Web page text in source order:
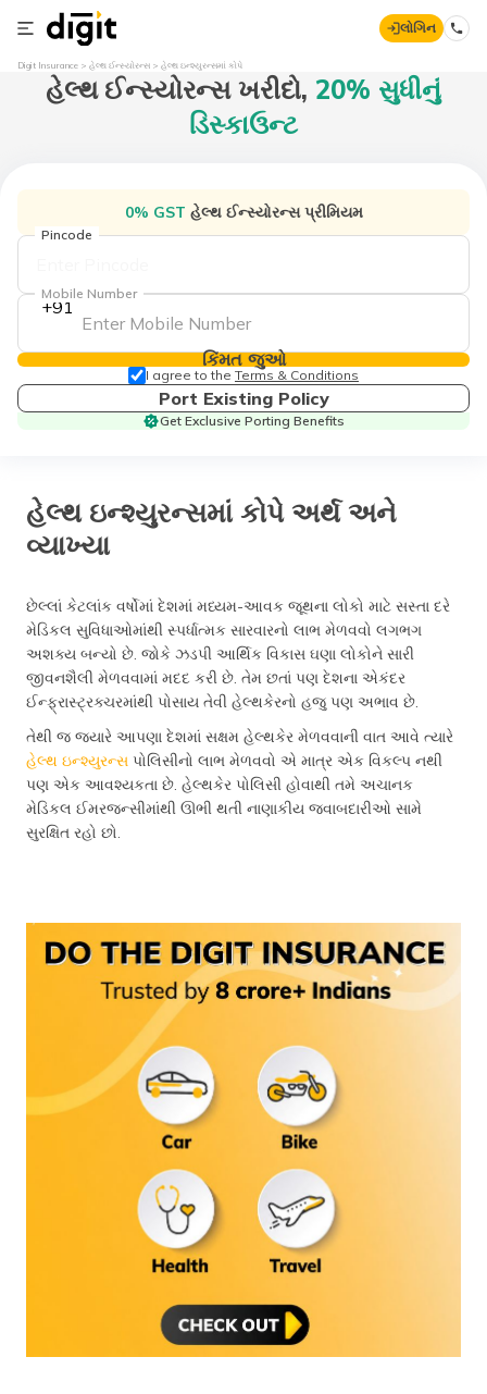
લોગિન
Digit Insurance હેલ્થ ઈન્સ્યોરન્સ હેલ્થ ઇન્શ્યુરન્સમાં કોપે
હેલ્થ ઈન્સ્યોરન્સ ખરીદો, 20% સુધીનું
ડિસ્કાઉન્ટ
0% GST હેલ્થ ઈન્સ્યોરન્સ પ્રીમિયમ
Pincode
+91
Mobile Number
કિંમત જુઓ
I agree to the Terms & Conditions
Port Existing Policy
Get Exclusive Porting Benefits
હેલ્થ ઇન્શ્યુરન્સમાં કોપે અર્થ અને
વ્યાખ્યા
છેલ્લાં કેટલાંક વર્ષોમાં દેશમાં મધ્યમ-આવક જૂથના લોકો માટે સસ્તા દરે
મેડિકલ સુવિધાઓમાંથી સ્પર્ધાત્મક સારવારનો લાભ મેળવવો લગભગ
અશક્ય બન્યો છે. જોકે ઝડપી આર્થિક વિકાસ ઘણા લોકોને સારી
જીવનશૈલી મેળવવામાં મદદ કરી છે. તેમ છતાં પણ દેશના એકંદર
ઈન્ફ્રાસ્ટ્રક્ચરમાંથી પોસાય તેવી હેલ્થકેરનો હજુ પણ અભાવ છે.
તેથી જ જ્યારે આપણા દેશમાં સક્ષમ હેલ્થકેર મેળવવાની વાત આવે ત્યારે
હેલ્થ ઇન્શ્યુરન્સ પોલિસીનો લાભ મેળવવો એ માત્ર એક વિકલ્પ નથી
પણ એક આવશ્યકતા છે. હેલ્થકેર પોલિસી હોવાથી તમે અચાનક
મેડિકલ ઈમરજન્સીમાંથી ઊભી થતી નાણાકીય જવાબદારીઓ સામે
સુરક્ષિત રહો છો.